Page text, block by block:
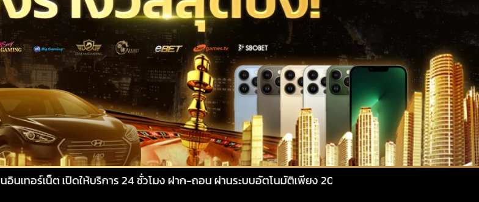
ให้บริการ 24 ชั่วโมง ฝาก-ถอน ผ่านระบบอัตโนมัติเพียง 20 วินาที